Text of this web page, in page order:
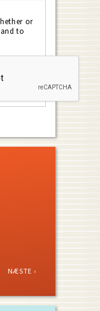
or
to
NEXT
NÆSTE ›